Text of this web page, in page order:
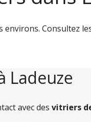
Consultez
Ladeuze
avec des vitriers